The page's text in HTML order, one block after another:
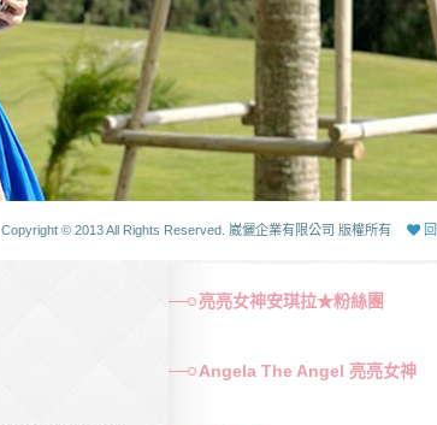
Copyright © 2013 All Rights Reserved. 崴儷企業有限公司 版權所有 回
亮亮女神安琪拉★粉絲團
Angela The Angel 亮亮女神